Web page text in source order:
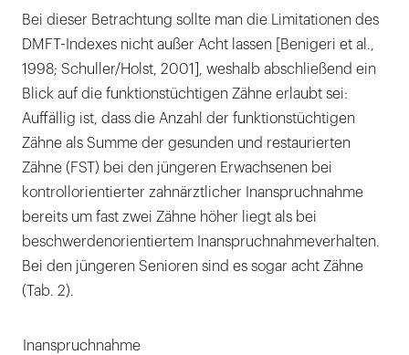
Bei dieser Betrachtung sollte man die Limitationen des
DMFT-Indexes nicht außer Acht lassen [Benigeri et al.,
1998; Schuller/Holst, 2001], weshalb abschließend ein
Blick auf die funktionstüchtigen Zähne erlaubt sei:
Auffällig ist, dass die Anzahl der funktionstüchtigen
Zähne als Summe der gesunden und restaurierten
Zähne (FST) bei den jüngeren Erwachsenen bei
kontrollorientierter zahnärztlicher Inanspruchnahme
bereits um fast zwei Zähne höher liegt als bei
beschwerdenorientiertem Inanspruchnahmeverhalten.
Bei den jüngeren Senioren sind es sogar acht Zähne
(Tab. 2).
Inanspruchnahme